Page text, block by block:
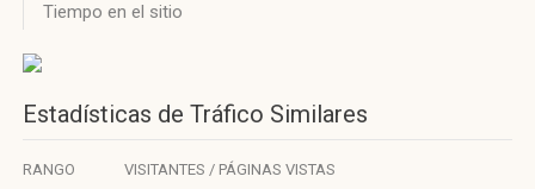
Tiempo en el sitio
Estadísticas de Tráfico Similares
RANGO VISITANTES / PÁGINAS VISTAS